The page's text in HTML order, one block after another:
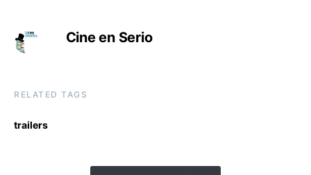
Cine en Serio
RELATED TAGS
trailers